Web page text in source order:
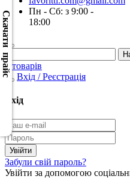
Пн - Сб: з 9:00 -
18:00
0 товарів
Вхід / Реєстрація
Вхід
Забули свій пароль?
Увійти за допомогою
Скачати прайс(Розн.)
Скачать
XML
(Опт)
Скачать
(Розн.)
Скачать
CSV
(Опт)